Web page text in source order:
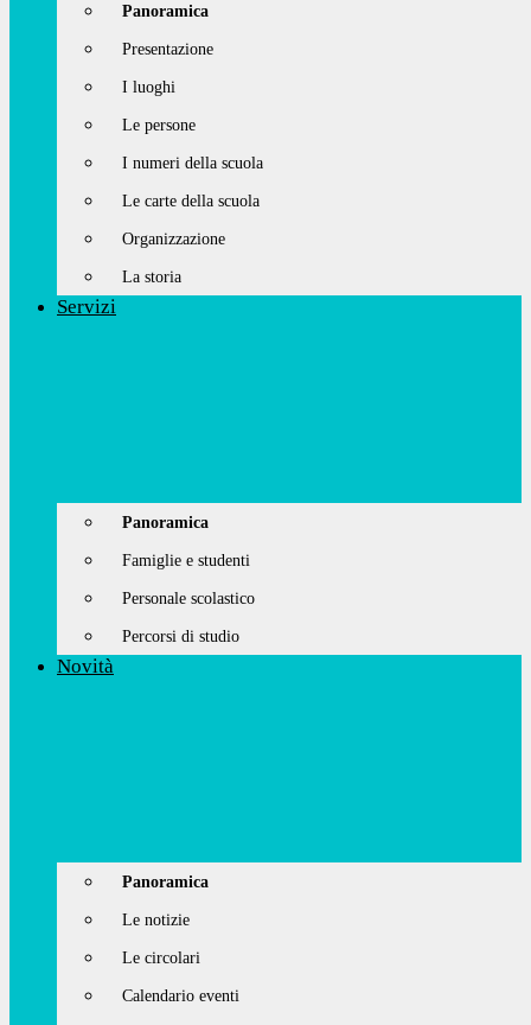
Panoramica
Presentazione
I luoghi
Le persone
I numeri della scuola
Le carte della scuola
Organizzazione
La storia
Servizi
Panoramica
Famiglie e studenti
Personale scolastico
Percorsi di studio
Novità
Panoramica
Le notizie
Le circolari
Calendario eventi